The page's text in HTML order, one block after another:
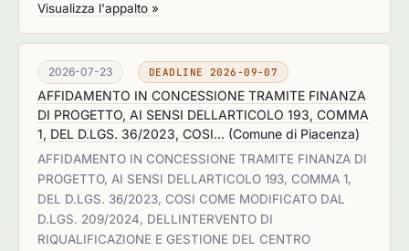
Visualizza l'appalto »
2026-07-23 DEADLINE 2026-09-07
AFFIDAMENTO IN CONCESSIONE TRAMITE FINANZA
DI PROGETTO, AI SENSI DELLARTICOLO 193, COMMA
1, DEL D.LGS. 36/2023, COSI... (Comune di Piacenza)
AFFIDAMENTO IN CONCESSIONE TRAMITE FINANZA DI
PROGETTO, AI SENSI DELLARTICOLO 193, COMMA 1,
DEL D.LGS. 36/2023, COSI COME MODIFICATO DAL
D.LGS. 209/2024, DELLINTERVENTO DI
RIQUALIFICAZIONE E GESTIONE DEL CENTRO